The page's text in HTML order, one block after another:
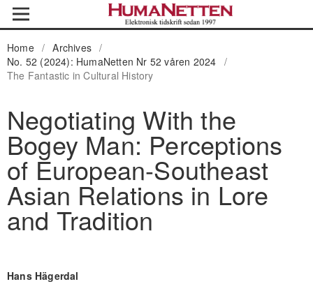
Home / Archives /
No. 52 (2024): HumaNetten Nr 52 våren 2024 /
The Fantastic in Cultural History
Negotiating With the
Bogey Man: Perceptions
of European-Southeast
Asian Relations in Lore
and Tradition
Hans Hägerdal